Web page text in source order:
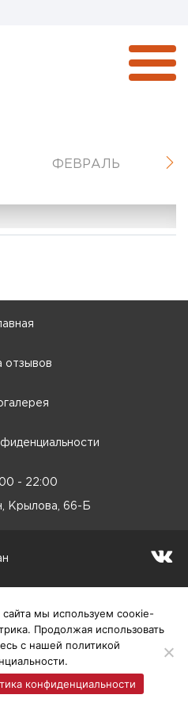
ФЕВРАЛЬ
отзывов
- 22:00
Крылова, 66-Б
мы используем соокіе-
Продолжая использовать
с нашей политикой
конфиденциальности